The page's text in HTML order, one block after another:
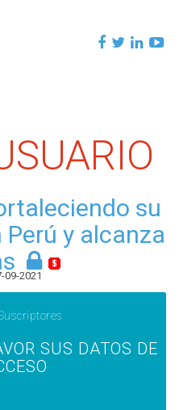
su
y alcanza
09-2021
SUS DATOS DE